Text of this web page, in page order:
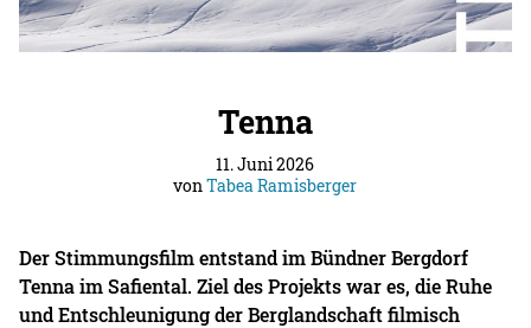
Tenna
11. Juni 2026
vonTabea Ramisberger
Der Stimmungsfilm entstand im Bündner Bergdorf
Tenna im Safiental. Ziel des Projekts war es, die Ruhe
und Entschleunigung der Berglandschaft filmisch